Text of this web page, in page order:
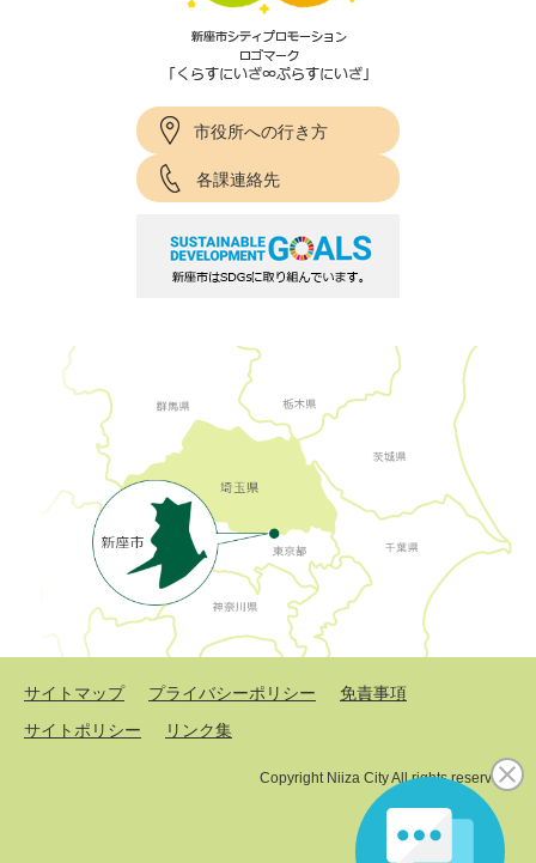
市役所への行き方
各課連絡先
サイトマップ プライバシーポリシー
免責事項
サイトポリシー
リンク集
Copyright Niiza City All rights reserved.